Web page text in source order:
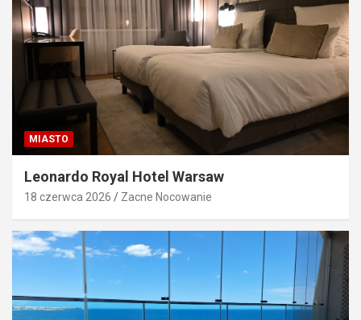
MIASTO
Leonardo Royal Hotel Warsaw
18 czerwca 2026 Zacne Nocowanie